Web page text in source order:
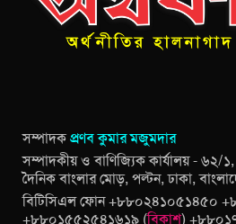
সম্পাদকপ্রণব কুমার মজুমদার
সম্পাদকীয় ও বাণিজ্যিক কার্যালয় - ৬২/
দৈনিক বাংলার মোড়, পল্টন, ঢাকা,
বিটিসিএল ফোন +৮৮০২৪১০৫১৪৫০
+৮৮০১৫৫২৫৪১৬১৯ (বিকাশ)